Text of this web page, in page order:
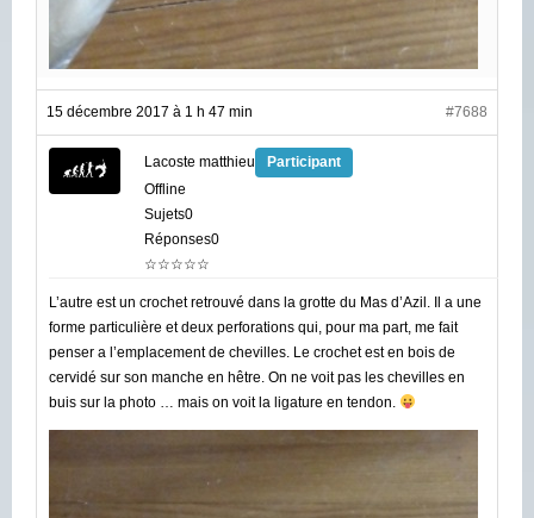
15 décembre 2017 à 1 h 47 min #7688
Lacoste matthieu
Participant
Offline
Sujets0
Réponses0
☆☆☆☆☆
L’autre est un crochet retrouvé dans la grotte du Mas d’Azil. Il a une
forme particulière et deux perforations qui, pour ma part, me fait
penser a l’emplacement de chevilles. Le crochet est en bois de
cervidé sur son manche en hêtre. On ne voit pas les chevilles en
buis sur la photo … mais on voit la ligature en tendon.